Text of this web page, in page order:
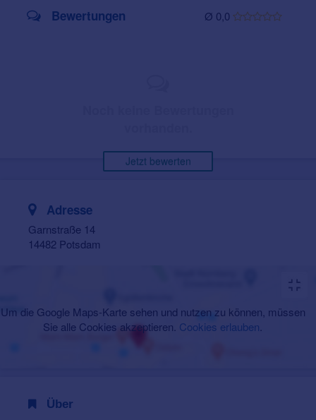
Ø 0,0
Bewertungen
Jetzt bewerten
Adresse
Garnstraße 14
14482 Potsdam
Um die Google Maps-Karte sehen und nutzen zu können, müssen
Sie alle Cookies akzeptieren. Cookies erlauben
Über